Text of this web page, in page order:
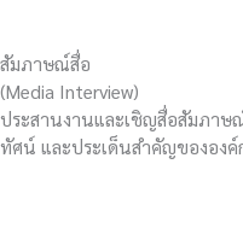
สัมภาษณ์สื่อ
(Media Interview)
ประสานงานและเชิญสื่อสัมภาษ
ทัศน์ และประเด็นสำคัญขององค์